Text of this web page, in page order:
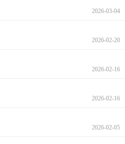
2026-03-04
2026-02-20
2026-02-16
2026-02-16
2026-02-05